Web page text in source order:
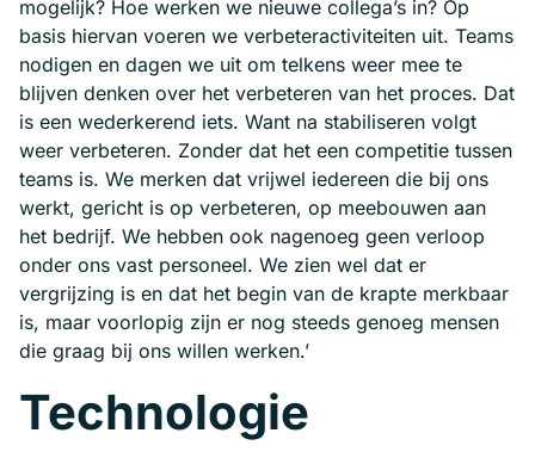
mogelijk? Hoe werken we nieuwe collega’s in? Op
basis hiervan voeren we verbeteractiviteiten uit. Teams
nodigen en dagen we uit om telkens weer mee te
blijven denken over het verbeteren van het proces. Dat
is een wederkerend iets. Want na stabiliseren volgt
weer verbeteren. Zonder dat het een competitie tussen
teams is. We merken dat vrijwel iedereen die bij ons
werkt, gericht is op verbeteren, op meebouwen aan
het bedrijf. We hebben ook nagenoeg geen verloop
onder ons vast personeel. We zien wel dat er
vergrijzing is en dat het begin van de krapte merkbaar
is, maar voorlopig zijn er nog steeds genoeg mensen
die graag bij ons willen werken.’
Technologie